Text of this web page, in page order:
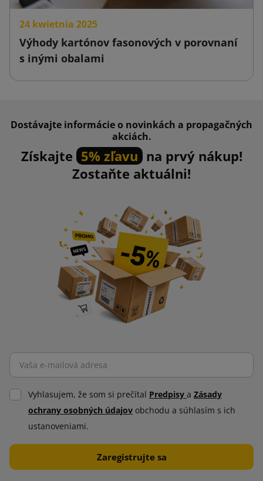
24 kwietnia 2025
Výhody kartónov fasonových v porovnaní
s inými obalami
Dostávajte informácie o novinkách a propagačných
akciách.
Získajte 5% zľavu na prvý nákup!
Zostaňte aktuálni!
Vyhlasujem, že som si prečítal Predpisy a Zásady
ochrany osobných údajov obchodu a súhlasím s ich
ustanoveniami.